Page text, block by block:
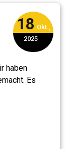
18 Okt.,
2025
haben
Es